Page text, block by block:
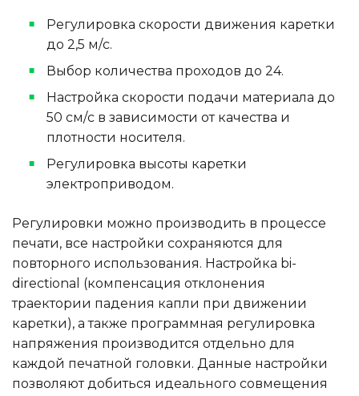
Регулировка скорости движения каретки
до 2,5 м/с.
Выбор количества проходов до 24.
Настройка скорости подачи материала до
50 см/с в зависимости от качества и
плотности носителя.
Регулировка высоты каретки
электроприводом.
Регулировки можно производить в процессе
печати, все настройки сохраняются для
повторного использования. Настройка bi-
directional (компенсация отклонения
траектории падения капли при движении
каретки), а также программная регулировка
напряжения производится отдельно для
каждой печатной головки. Данные настройки
позволяют добиться идеального совмещения